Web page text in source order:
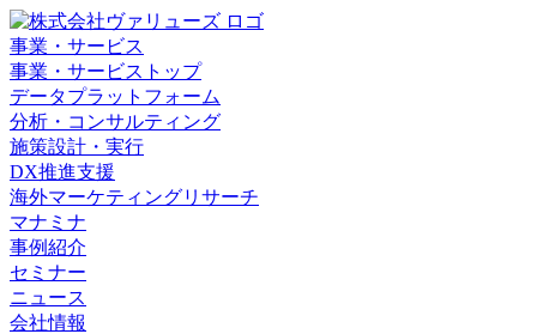
事業・サービス
事業・サービストップ
データプラットフォーム
分析・コンサルティング
施策設計・実行
DX推進支援
海外マーケティングリサーチ
マナミナ
事例紹介
セミナー
ニュース
会社情報